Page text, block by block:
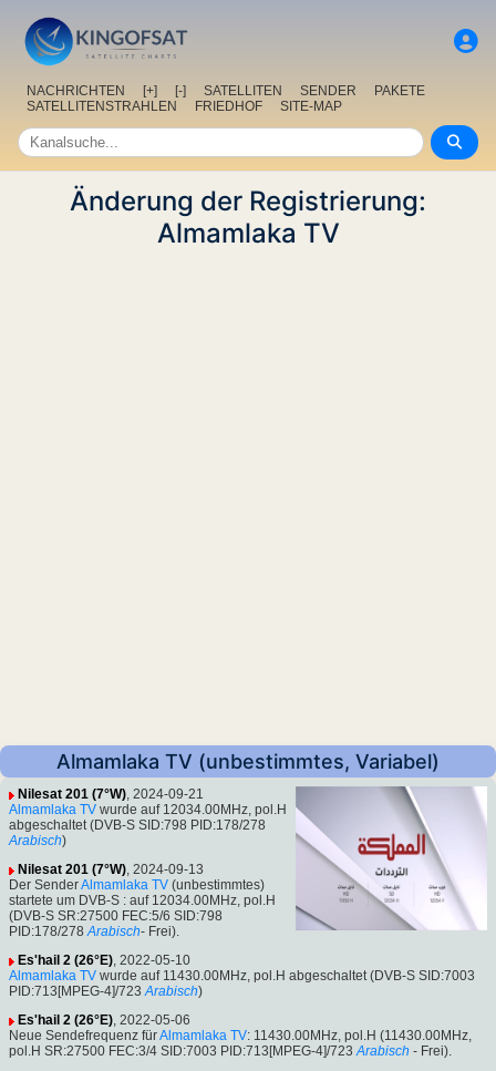
NACHRICHTEN [+] [-] SATELLITEN SENDER
PAKETE
SATELLITENSTRAHLEN
FRIEDHOF SITE-MAP
Änderung der Registrierung:
Almamlaka TV
Almamlaka TV (unbestimmtes, Variabel)
Nilesat 201 (7°W), 2024-09-21
Almamlaka TV wurde auf 12034.00MHz, pol.H
abgeschaltet (DVB-S SID:798 PID:178/278
Arabisch)
Nilesat 201 (7°W), 2024-09-13
Der SenderAlmamlaka TV (unbestimmtes)
startete um DVB-S : auf 12034.00MHz, pol.H
(DVB-S SR:27500 FEC:5/6 SID:798
PID:178/278 Arabisch- Frei).
Es'hail 2 (26°E), 2022-05-10
Almamlaka TV wurde auf 11430.00MHz, pol.H abgeschaltet (DVB-S SID:7003
PID:713[MPEG-4]/723 Arabisch)
Es'hail 2 (26°E), 2022-05-06
Neue Sendefrequenz fürAlmamlaka TV: 11430.00MHz, pol.H (11430.00MHz,
pol.H SR:27500 FEC:3/4 SID:7003 PID:713[MPEG-4]/723 Arabisch - Frei).